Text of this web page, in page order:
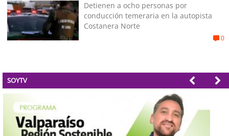
Detienen a ocho personas por
conducción temeraria en la autopista
Costanera Norte
0
SOYTV